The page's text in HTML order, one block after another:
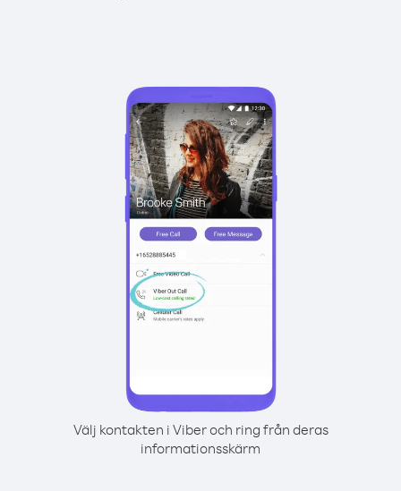
Välj kontakten i Viber och ring från deras
informationsskärm